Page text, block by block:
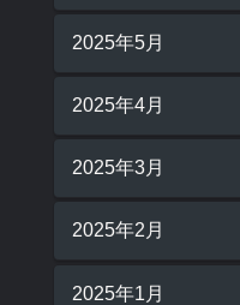
2025年5月
2025年4月
2025年3月
2025年2月
2025年1月